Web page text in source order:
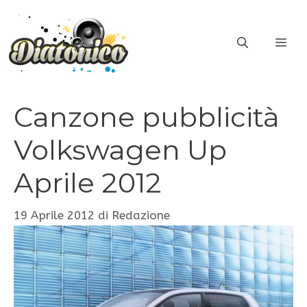
contenuto
Canzone pubblicità
Volkswagen Up
Aprile 2012
19 Aprile 2012 di Redazione